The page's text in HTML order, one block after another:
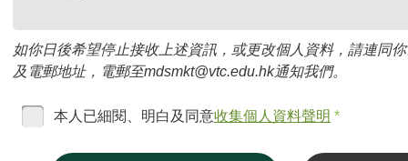
如你日後希望停止接收上述資訊，或更改個人資料，請連同
及電郵地址，電郵至mdsmkt@vtc.edu.hk通知我們。
本人已細閱、明白及同意收集個人資料聲明 *